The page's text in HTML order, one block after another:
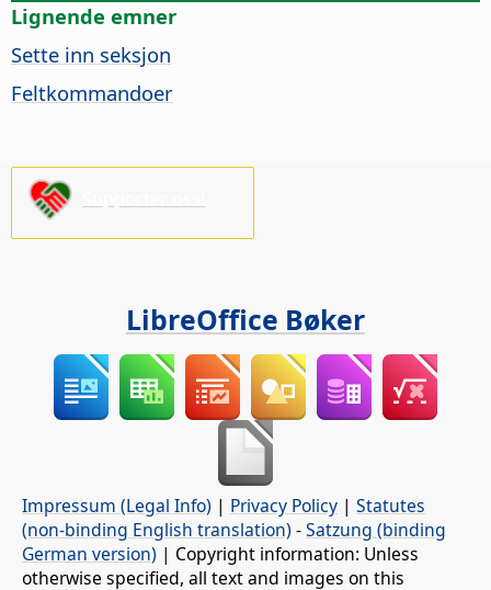
Lignende emner
Sette inn seksjon
Feltkommandoer
LibreOffice Bøker
Impressum (Legal Info) | Privacy Policy | Statutes
(non-binding English translation) -Satzung (binding
German version) | Copyright information: Unless
otherwise specified, all text and images on this